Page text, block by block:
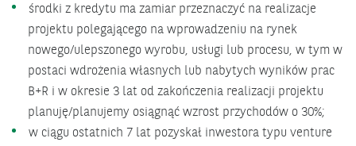
środki z kredytu ma zamiar przeznaczyć na realizacje
projektu polegającego na wprowadzeniu na rynek
nowego/ulepszonego wyrobu, usługi lub procesu, w tym w
postaci wdrożenia własnych lub nabytych wyników prac
B+R i w okresie 3 lat od zakończenia realizacji projektu
planuję/planujemy osiągnąć wzrost przychodów o 30%;
w ciągu ostatnich 7 lat pozyskał inwestora typu venture